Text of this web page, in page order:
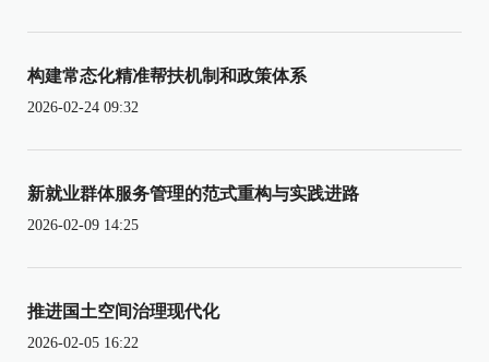
构建常态化精准帮扶机制和政策体系
2026-02-24 09:32
新就业群体服务管理的范式重构与实践进路
2026-02-09 14:25
推进国土空间治理现代化
2026-02-05 16:22